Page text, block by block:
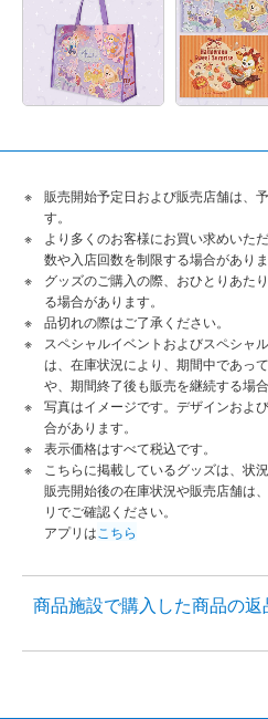
販売開始予定日および販売店舗は、
す。
より多くのお客様にお買い求めいた
数や入店回数を制限する場合がありま
グッズのご購入の際、おひとりあた
る場合があります。
品切れの際はご了承ください。
スペシャルイベントおよびスペシャ
は、在庫状況により、期間中であっ
や、期間終了後も販売を継続する場合
写真はイメージです。デザインおよ
合があります。
表示価格はすべて税込です。
こちらに掲載しているグッズは、状
販売開始後の在庫状況や販売店舗は
リでご確認ください。
アプリは こちら
商品施設で購入した商品の